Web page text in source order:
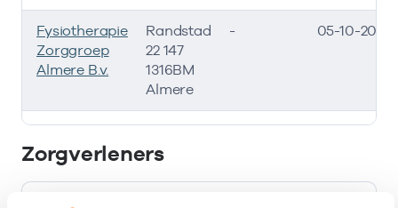
Deze onderneming heeft de volgende vestigingen
Fysiotherapie
Zorggroep
Almere B.v.
Randstad
22 147
1316BM
Almere
- 05-10-2015
Zorgverleners